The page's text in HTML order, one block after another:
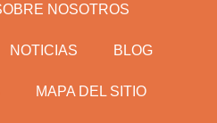
NOSOTROS
NOTICIAS BLOG
MAPA DEL SITIO